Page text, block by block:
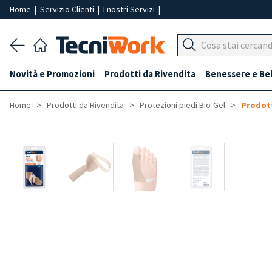
Home | Servizio Clienti | I nostri Servizi |
Novità e Promozioni Prodotti da Rivendita Benessere e
Home Prodotti da Rivendita Protezioni piedi Bio-Gel